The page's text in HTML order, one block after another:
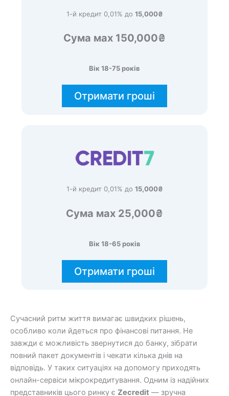
1-й кредит 0,01% до 15,000₴
Сума мах 150,000₴
Вік 18-75 років
Отримати гроші
1-й кредит 0,01% до 15,000₴
Сума мах 25,000₴
Вік 18-65 років
Отримати гроші
Сучасний ритм життя вимагає швидких рішень,
особливо коли йдеться про фінансові питання. Не
завжди є можливість звернутися до банку, зібрати
повний пакет документів і чекати кілька днів на
відповідь. У таких ситуаціях на допомогу приходять
онлайн-сервіси мікрокредитування. Одним із надійних
представників цього ринку є Zecredit — зручна